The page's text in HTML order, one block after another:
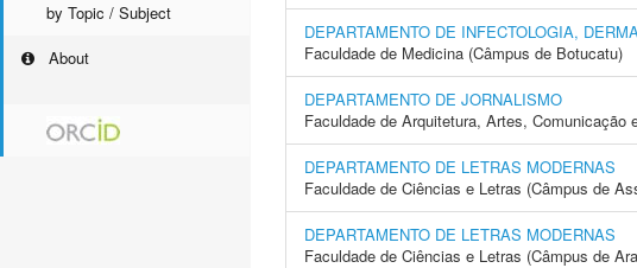
by Topic / Subject
About
DEPARTAMENTO DE INFECTOLOGIA,
Faculdade de Medicina (Câmpus de Botucatu)
DEPARTAMENTO DE JORNALISMO
Faculdade de Arquitetura, Artes, Comunicação
DEPARTAMENTO DE LETRAS MODERNAS
Faculdade de Ciências e Letras (Câmpus de
DEPARTAMENTO DE LETRAS MODERNAS
Faculdade de Ciências e Letras (Câmpus de